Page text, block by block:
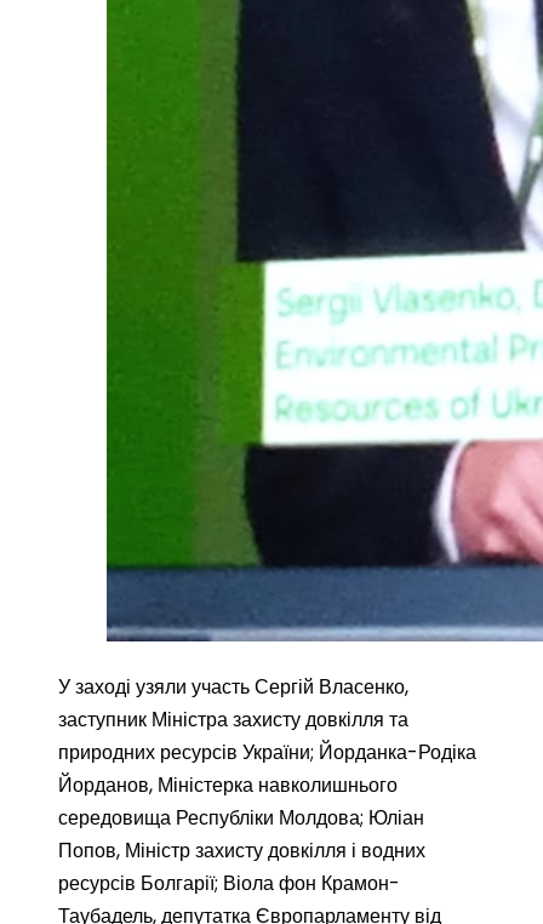
У заході узяли участь Сергій Власенко,
заступник Міністра захисту довкілля та
природних ресурсів України; Йорданка-Родіка
Йорданов, Міністерка навколишнього
середовища Республіки Молдова; Юліан
Попов, Міністр захисту довкілля і водних
ресурсів Болгарії; Віола фон Крамон-
Таубадель, депутатка Європарламенту від